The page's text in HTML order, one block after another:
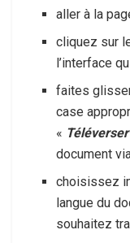
aller à la
cliquez sur
l’interface
faites
case
«
document
choisissez
langue du
souhaitez